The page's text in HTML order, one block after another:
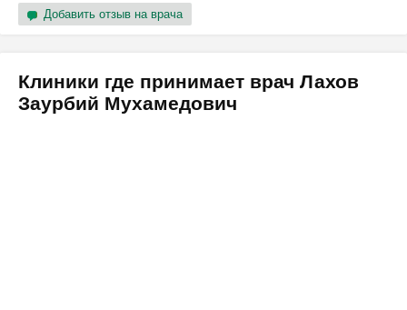
Добавить отзыв на врача
Клиники где принимает врач Лахов
Заурбий Мухамедович